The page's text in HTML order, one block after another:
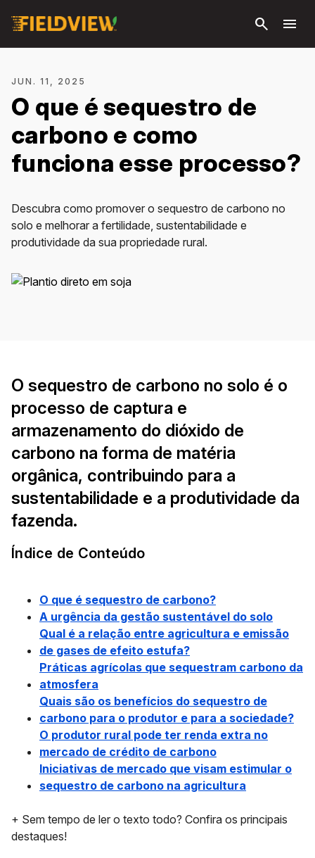
principal
search menu
JUN. 11, 2025
O que é sequestro de
carbono e como
funciona esse processo?
Descubra como promover o sequestro de carbono no
solo e melhorar a fertilidade, sustentabilidade e
produtividade da sua propriedade rural.
O sequestro de carbono no solo é o
processo de captura e
armazenamento do dióxido de
carbono na forma de matéria
orgânica, contribuindo para a
sustentabilidade e a produtividade da
fazenda.
Índice de Conteúdo
O que é sequestro de carbono?
A urgência da gestão sustentável do solo
Qual é a relação entre agricultura e emissão
de gases de efeito estufa?
Práticas agrícolas que sequestram carbono da
atmosfera
Quais são os benefícios do sequestro de
carbono para o produtor e para a sociedade?
O produtor rural pode ter renda extra no
mercado de crédito de carbono
Iniciativas de mercado que visam estimular o
sequestro de carbono na agricultura
+ Sem tempo de ler o texto todo? Confira os principais
destaques!